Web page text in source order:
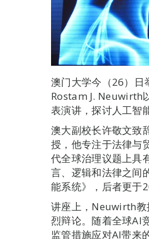
澳门大学今（26）日
Rostam J. Neuwirth
表演讲，探讨人工智
澳大副校长许敬文致
授，他专注于法律与
代全球治理议题上具
言、逻辑和法律之间
能系统》，后者更于
讲座上，Neuwirth教
烈辩论。随着全球AI
监管措施应对AI带来